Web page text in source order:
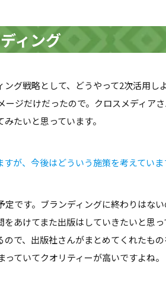
ィング
グ戦略として、どうやって2次活用
ジだけだったので。クロスメディア
たいと思っています。
が、今後はどういう施策を考えてい
です。ブランディングに終わりはな
あけてまた出版はしていきたいと思
で、出版社さんがまとめてくれたも
ていてクオリティーが高いですよね。